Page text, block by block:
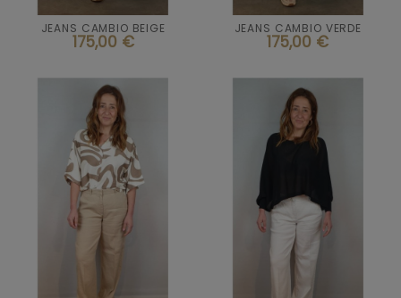
JEANS CAMBIO BEIGE
175,00 €
 Añadir al carrito JEANS CAMBIO VERDE
175,00 €
 Añadir al carrito